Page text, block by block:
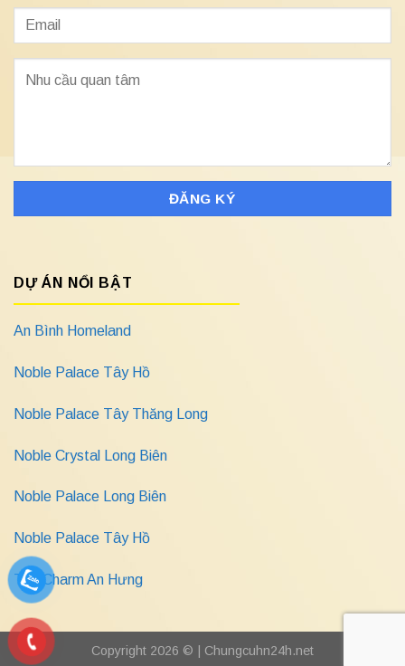
DỰ ÁN NỔI BẬT
An Bình Homeland
Noble Palace Tây Hồ
Noble Palace Tây Thăng Long
Noble Crystal Long Biên
Noble Palace Long Biên
Noble Palace Tây Hồ
The Charm An Hưng
Copyright 2026 © | Chungcuhn24h.net